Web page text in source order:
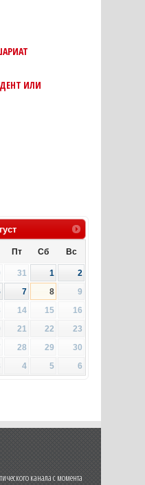
ИЛИ
Пт Сб Вс
31 1
2
7 8
9
14 15
16
21 22
23
28 29
30
4 5 6
канала с момента